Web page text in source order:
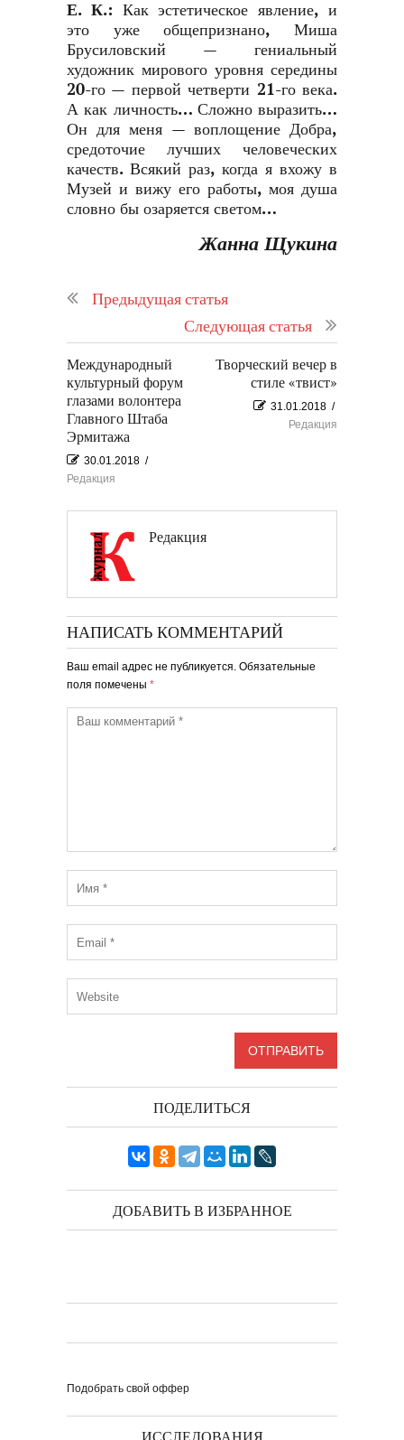
Е. К.: Как эстетическое явление, и
это уже общепризнано, Миша
Брусиловский — гениальный
художник мирового уровня середины
20-го — первой четверти 21-го века.
А как личность… Сложно выразить…
Он для меня — воплощение Добра,
средоточие лучших человеческих
качеств. Всякий раз, когда я вхожу в
Музей и вижу его работы, моя душа
словно бы озаряется светом…
Жанна Щукина
Предыдущая статья
Следующая статья
Международный
культурный форум
глазами волонтера
Главного Штаба
Эрмитажа
30.01.2018 /
Редакция
Творческий вечер в
стиле «твист»
31.01.2018 /
Редакция
Редакция
НАПИСАТЬ КОММЕНТАРИЙ
Ваш email адрес не публикуется. Обязательные
поля помечены *
ПОДЕЛИТЬСЯ
ДОБАВИТЬ В ИЗБРАННОЕ
Подобрать свой оффер